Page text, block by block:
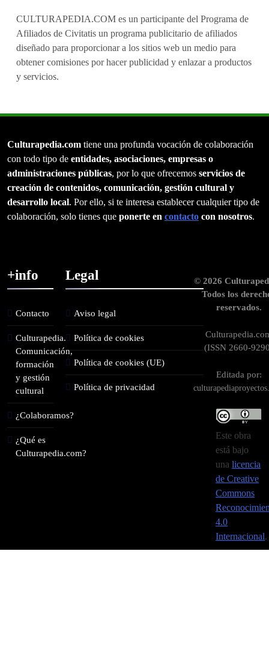
CULTURAPEDIA.COM es un participante del Programa de
Afiliados de Civitatis un programa publicitario de afiliados
diseñado para proporcionar a los sitios web un medio para
obtener comisiones por hacer publicidad y enlazar a productos
y servicios.
Culturapedia.com tiene una profunda vocación de colaboración
con todo tipo de entidades, asociaciones, empresas o
administraciones públicas, por lo que ofrecemos servicios de
creación de contenidos, comunicación, gestión cultural y
desarrollo local. Por ello, si te interesa establecer cualquier tipo de
colaboración, solo tienes que ponerte en contacto con nosotros.
+info
Contacto
Culturapedia.
Comunicación,
formación
y gestión
cultural
¿Colaboramos?
¿Qué es
Culturapedia.com?
Legal
Aviso legal
Política de cookies
Política de cookies (UE)
Política de privacidad
© 2026
Todos los
reservados.
(ISSN 2660-
Editada por:
Este obra
está bajo
unalicencia
de Creative
Commons
4.0
Internacional.